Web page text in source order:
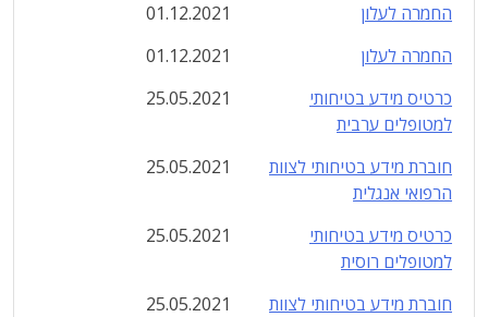
החמרה לעלון
01.12.2021
החמרה לעלון
01.12.2021
כרטיס מידע בטיחותי
למטופלים ערבית
25.05.2021
חוברת מידע בטיחותי לצוות
הרפואי אנגלית
25.05.2021
כרטיס מידע בטיחותי
למטופלים רוסית
25.05.2021
חוברת מידע בטיחותי לצוות
25.05.2021